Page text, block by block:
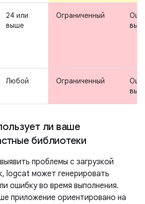
24 или
выше
Ограниченный
Любой Ограниченный
ли ваше
библиотеки
проблемы с загрузкой
logcat может генерировать
ошибку во время выполнения.
приложение ориентировано на